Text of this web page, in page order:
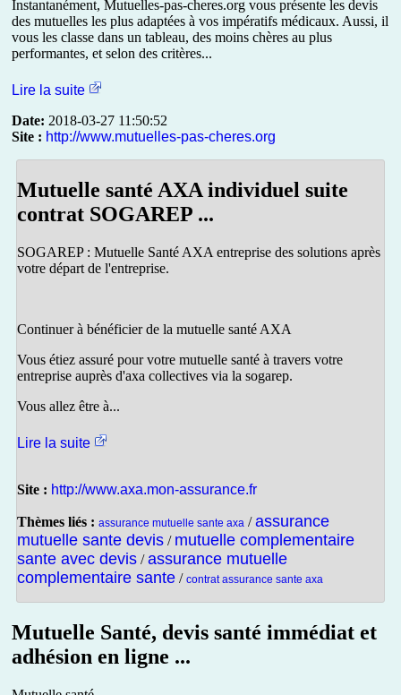
Instantanément, Mutuelles-pas-cheres.org vous présente les devis
des mutuelles les plus adaptées à vos impératifs médicaux. Aussi, il
vous les classe dans un tableau, des moins chères au plus
performantes, et selon des critères...
Lire la suite
Date: 2018-03-27 11:50:52
Site : http://www.mutuelles-pas-cheres.org
Mutuelle santé AXA individuel suite
contrat SOGAREP ...
SOGAREP : Mutuelle Santé AXA entreprise des solutions après
votre départ de l'entreprise.
Continuer à bénéficier de la mutuelle santé AXA
Vous étiez assuré pour votre mutuelle santé à travers votre
entreprise auprès d'axa collectives via la sogarep.
Vous allez être à...
Lire la suite
Site : http://www.axa.mon-assurance.fr
Thèmes liés : assurance mutuelle sante axa /assurance
mutuelle sante devis / mutuelle complementaire
sante avec devis /assurance mutuelle
complementaire sante / contrat assurance sante axa
Mutuelle Santé, devis santé immédiat et
adhésion en ligne ...